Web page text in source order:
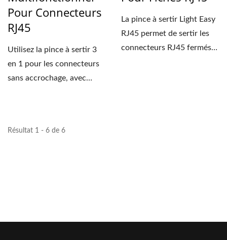
Pour Connecteurs
RJ45
Utilisez la pince à sertir 3
en 1 pour les connecteurs
sans accrochage, avec
La pince à sertir Light Easy
RJ45 permet de sertir les
connecteurs RJ45 fermés
Résultat 1 - 6 de 6